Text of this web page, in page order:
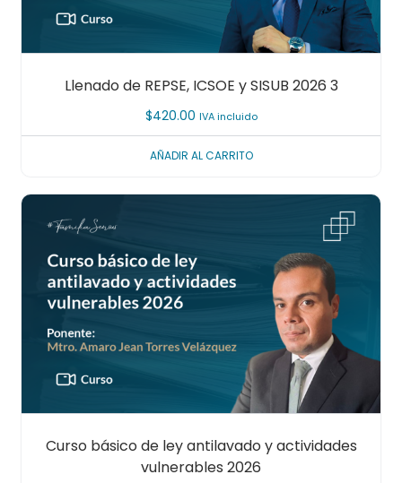
Llenado de REPSE, ICSOE y SISUB 2026 3
$420.00 IVA incluido
AÑADIR AL CARRITO
Curso básico de ley antilavado y actividades
vulnerables 2026